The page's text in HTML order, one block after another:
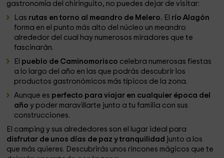
gastronomía del chiringuito, no puedes dejar de visitar:
Las rutas en torno al meandro de Melero. El río Alagón
forma en el punto más alto del núcleo un meandro
alrededor del cual hay numerosos miradores que te
fascinarán.
El pueblo de Caminomorisco celebra numerosas fiestas
a lo largo del año en las que podrás descubrir los
productos gastronómicos más típicos de la zona.
Aunque es perfecto para viajar en cualquier época del
añoy poder maravillarte junto a tu familia con sus
construcciones.
El camping y sus alrededores son el lugar ideal para
disfrutar de unos días de paz y tranquilidad junto a los
que más quieres. Descubrirás unos rincones mágicos que te